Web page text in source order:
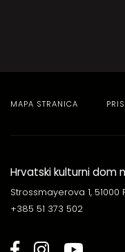
MAPA STRANICA
Hrvatski kulturni dom
Strossmayerova 1, 51000
+385 51 373 502